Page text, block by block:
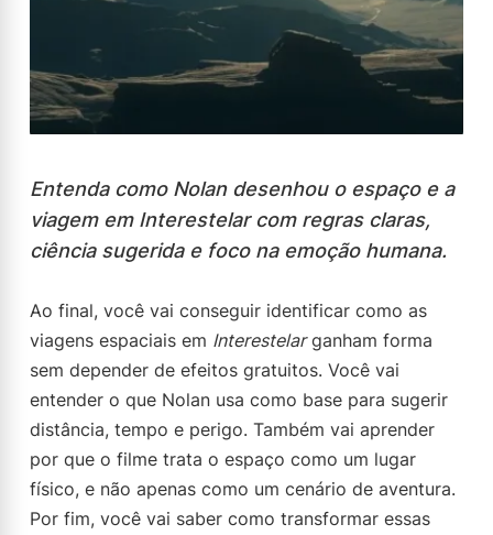
Entenda como Nolan desenhou o espaço e a
viagem em Interestelar com regras claras,
ciência sugerida e foco na emoção humana.
Ao final, você vai conseguir identificar como as
viagens espaciais em Interestelarganham forma
sem depender de efeitos gratuitos. Você vai
entender o que Nolan usa como base para sugerir
distância, tempo e perigo. Também vai aprender
por que o filme trata o espaço como um lugar
físico, e não apenas como um cenário de aventura.
Por fim, você vai saber como transformar essas